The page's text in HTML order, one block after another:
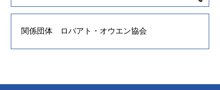
関係団体 ロバアト・オウエン協会